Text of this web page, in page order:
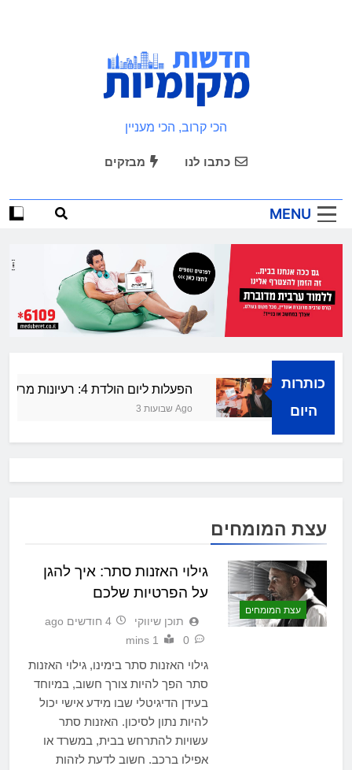
חדשות מקומיות
הכי קרוב, הכי מעניין
כתבו לנו מבזקים
MENU
כותרות
היום
הפעלות ליום הולדת 4: רעיונות מרעננים ושמחים
3 שבועות Ago
קולית
עצת המומחים
עצת המומחים
גילוי האזנות סתר: איך להגן
על הפרטיות שלכם
תוכן שיווקי
4 חודשים ago
0
1 mins
גילוי האזנות סתר בימינו, גילוי האזנות
סתר הפך להיות צורך חשוב, במיוחד
בעידן הדיגיטלי שבו מידע אישי יכול
להיות נתון לסיכון. האזנות סתר
עשויות להתרחש בבית, במשרד או
אפילו ברכב. חשוב לדעת לזהות